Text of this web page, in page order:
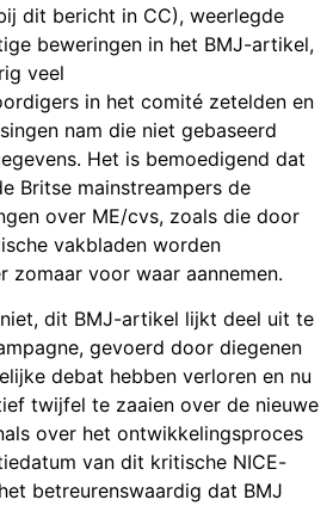
dit bericht in CC), weerlegde
beweringen in het BMJ-artikel,
veel
in het comité zetelden en
nam die niet gebaseerd
Het is bemoedigend dat
Britse mainstreampers de
over ME/cvs, zoals die door
vakbladen worden
zomaar voor waar aannemen.
dit BMJ-artikel lijkt deel uit te
gevoerd door diegenen
debat hebben verloren en nu
twijfel te zaaien over de nieuwe
over het ontwikkelingsproces
van dit kritische NICE-
betreurenswaardig dat BMJ